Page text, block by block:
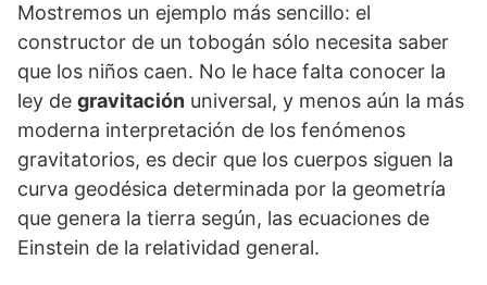
Mostremos un ejemplo más sencillo: el
constructor de un tobogán sólo necesita saber
que los niños caen. No le hace falta conocer la
ley de gra­vitación universal, y menos aún la más
moderna interpretación de los fenó­menos
gravitatorios, es decir que los cuerpos siguen la
curva geodésica deter­minada por la geometría
que genera la tierra según, las ecuaciones de
Einstein de la relatividad general.